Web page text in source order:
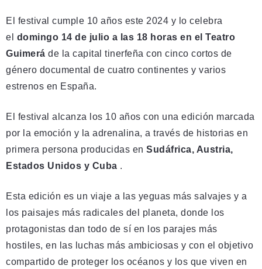
El festival cumple 10 años este 2024 y lo celebra
el domingo 14 de julio a las 18 horas en el Teatro
Guimerá de la capital tinerfeña con cinco cortos de
género documental de cuatro continentes y varios
estrenos en España.
El festival alcanza los 10 años con una edición marcada
por la emoción y la adrenalina, a través de historias en
primera persona producidas en Sudáfrica, Austria,
Estados Unidos y Cuba .
Esta edición es un viaje a las yeguas más salvajes y a
los paisajes más radicales del planeta, donde los
protagonistas dan todo de sí en los parajes más
hostiles, en las luchas más ambiciosas y con el objetivo
compartido de proteger los océanos y los que viven en